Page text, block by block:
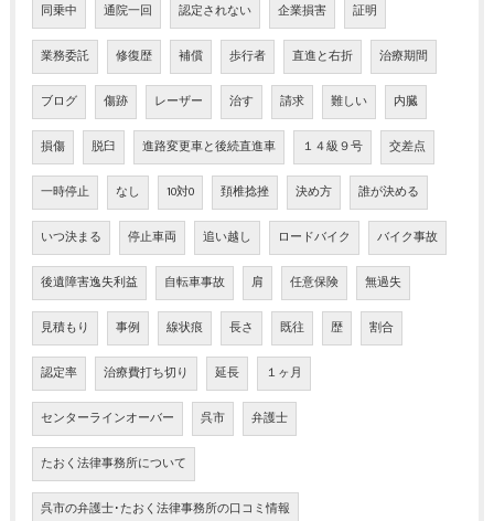
同乗中 通院一回 認定されない 企業損害 証明
業務委託 修復歴 補償 歩行者 直進と右折 治療期間
ブログ 傷跡 レーザー 治す 請求 難しい 内臓
損傷 脱臼 進路変更車と後続直進車 １４級９号 交差点
一時停止 なし 10対0 頚椎捻挫 決め方 誰が決める
いつ決まる 停止車両 追い越し ロードバイク バイク事故
後遺障害逸失利益 自転車事故 肩 任意保険 無過失
見積もり 事例 線状痕 長さ 既往 歴 割合
認定率 治療費打ち切り 延長 １ヶ月
センターラインオーバー 呉市 弁護士
たおく法律事務所について
呉市の弁護士･たおく法律事務所の口コミ情報